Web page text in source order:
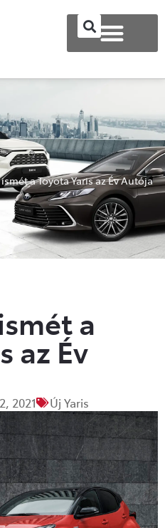
a Toyota Yaris az Év Autója
a
az Év
2021 Új Yaris